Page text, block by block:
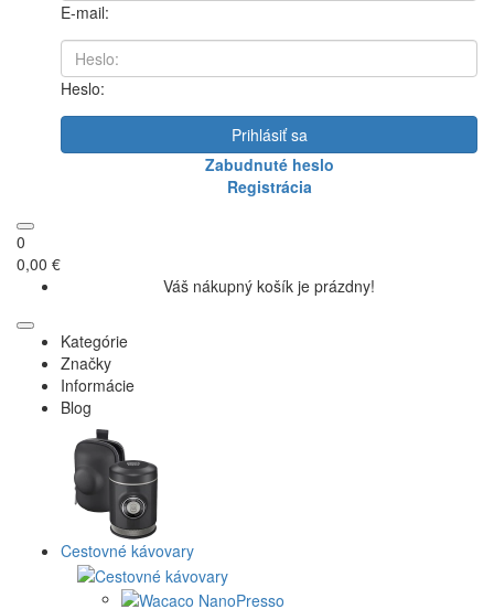
E-mail:
Heslo:
Prihlásiť sa
Zabudnuté heslo
Registrácia
0
0,00 €
Váš nákupný košík je prázdny!
Kategórie
Značky
Informácie
Blog
Cestovné kávovary